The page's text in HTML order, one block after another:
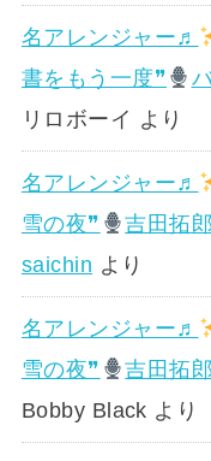
名アレンジャー♬
書をもう一度❞
リロボーイ より
名アレンジャー♬
雪の夜❞
吉田拓郎
saichin より
名アレンジャー♬
雪の夜❞
吉田拓郎
Bobby Black より